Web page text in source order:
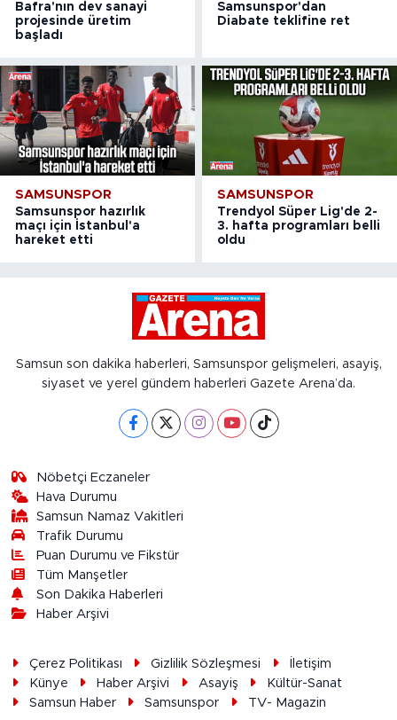
Bafra'nın dev sanayi
projesinde üretim
başladı
Samsunspor'dan
Diabate teklifine ret
SAMSUNSPOR
Samsunspor hazırlık
maçı için İstanbul'a
hareket etti
SAMSUNSPOR
Trendyol Süper Lig'de 2-
3. hafta programları belli
oldu
Samsun son dakika haberleri, Samsunspor gelişmeleri, asayiş,
siyaset ve yerel gündem haberleri Gazete Arena’da.
Nöbetçi Eczaneler
Hava Durumu
Samsun Namaz Vakitleri
Trafik Durumu
Puan Durumu ve Fikstür
Tüm Manşetler
Son Dakika Haberleri
Haber Arşivi
Çerez Politikası Gizlilik Sözleşmesi
İletişim
Künye
Haber Arşivi Asayiş
Kültür-Sanat
Samsun Haber
Samsunspor TV- Magazin